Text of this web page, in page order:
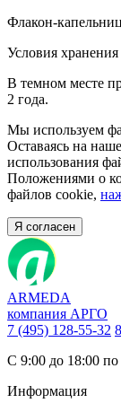
Флакон-­
Условия хранения
В темном месте
2 года.
Мы используем
Оставаясь на
использования
Положениями о
файлов cookie,
Я согласен
ARMEDA
компания АРГО
7 (495) 128-55-32
С 9:00 до 18:00 по
Информация